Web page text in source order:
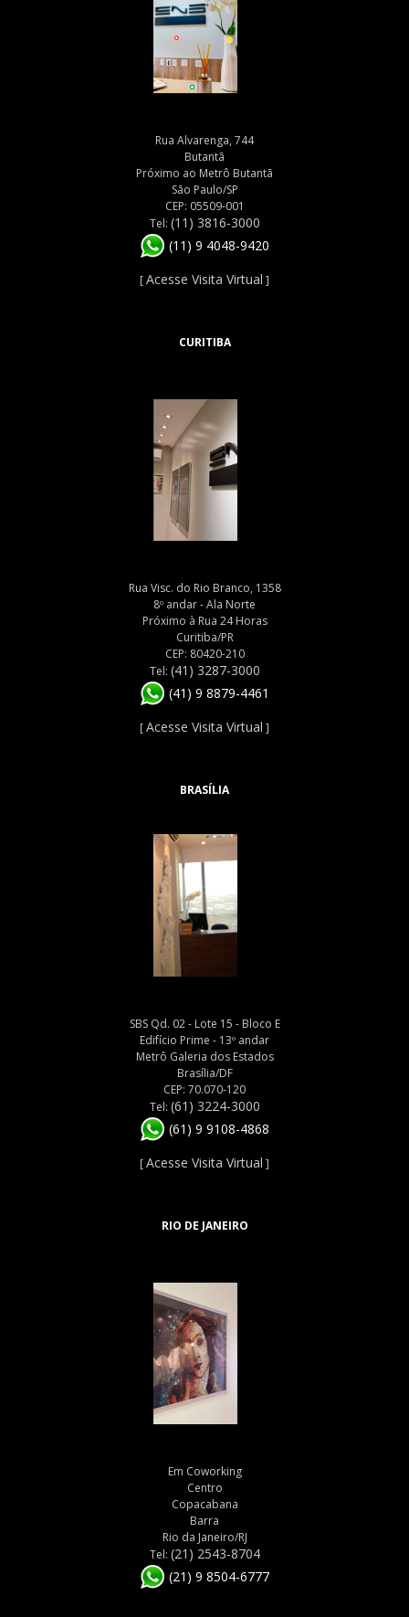
Rua Alvarenga, 744
Butantã
Próximo ao Metrô Butantã
São Paulo/SP
CEP: 05509-001
Tel: (11) 3816-3000
(11) 9 4048-9420
[Acesse Visita Virtual ]
CURITIBA
Rua Visc. do Rio Branco, 1358
8º andar - Ala Norte
Próximo à Rua 24 Horas
Curitiba/PR
CEP: 80420-210
Tel: (41) 3287-3000
(41) 9 8879-4461
[Acesse Visita Virtual ]
BRASÍLIA
SBS Qd. 02 - Lote 15 - Bloco E
Edifício Prime - 13º andar
Metrô Galeria dos Estados
Brasília/DF
CEP: 70.070-120
Tel: (61) 3224-3000
(61) 9 9108-4868
[Acesse Visita Virtual ]
RIO DE JANEIRO
Em Coworking
Centro
Copacabana
Barra
Rio da Janeiro/RJ
Tel: (21) 2543-8704
(21) 9 8504-6777